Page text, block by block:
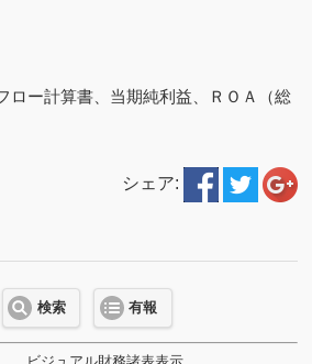
ロー計算書、当期純利益、ＲＯＡ（総
シェア:
検索 有報